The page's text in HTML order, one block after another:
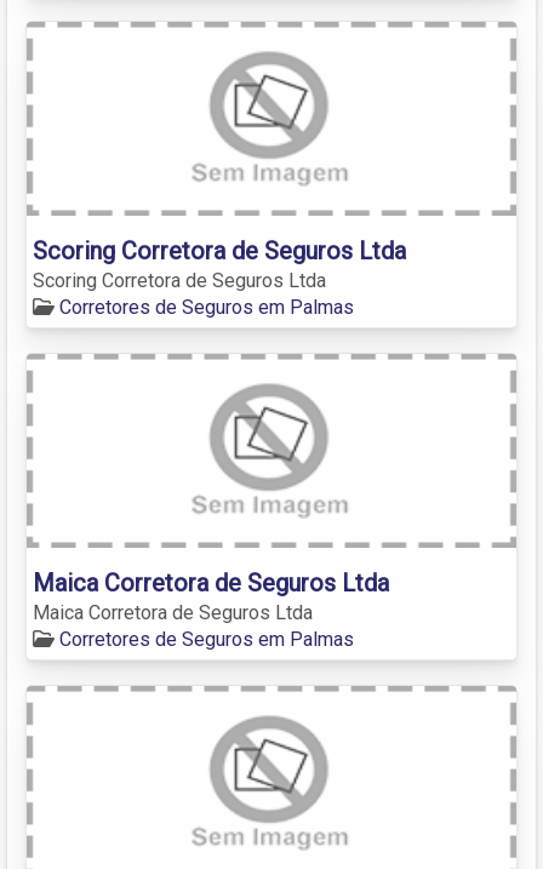
Scoring Corretora de Seguros Ltda
Scoring Corretora de Seguros Ltda
Corretores de Seguros em Palmas
Maica Corretora de Seguros Ltda
Maica Corretora de Seguros Ltda
Corretores de Seguros em Palmas